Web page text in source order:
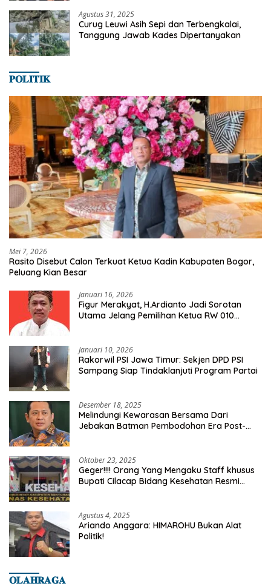
Agustus 31, 2025
Curug Leuwi Asih Sepi dan Terbengkalai,
Tanggung Jawab Kades Dipertanyakan
𝐏𝐎𝐋𝐈𝐓𝐈𝐊
Mei 7, 2026
Rasito Disebut Calon Terkuat Ketua Kadin Kabupaten Bogor,
Peluang Kian Besar
Januari 16, 2026
Figur Merakyat, H.Ardianto Jadi Sorotan
Utama Jelang Pemilihan Ketua RW 010
Januari 10, 2026
Rakorwil PSI Jawa Timur: Sekjen DPD PSI
Sampang Siap Tindaklanjuti Program Partai
Desember 18, 2025
Melindungi Kewarasan Bersama Dari
Jebakan Batman Pembodohan Era Post-
Oktober 23, 2025
Geger!!!! Orang Yang Mengaku Staff khusus
Bupati Cilacap Bidang Kesehatan Resmi
Agustus 4, 2025
Ariando Anggara: HIMAROHU Bukan Alat
Politik!
𝐎𝐋𝐀𝐇𝐑𝐀𝐆𝐀